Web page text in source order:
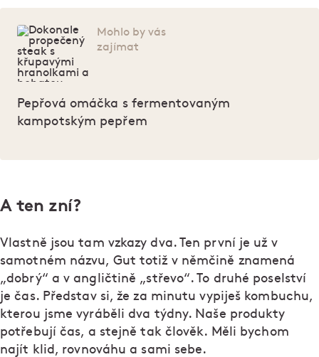
Mohlo by vás
zajímat
Pepřová omáčka s fermentovaným
kampotským pepřem
A ten zní?
Vlastně jsou tam vzkazy dva. Ten první je už v
samotném názvu, Gut totiž v němčině znamená
„dobrý“ a v angličtině „střevo“. To druhé poselství
je čas. Představ si, že za minutu vypiješ kombuchu,
kterou jsme vyráběli dva týdny. Naše produkty
potřebují čas, a stejně tak člověk. Měli bychom
najít klid, rovnováhu a sami sebe.